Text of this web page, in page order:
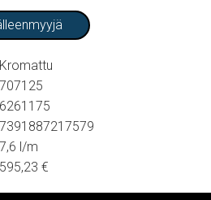
Kromattu
707125
6261175
7391887217579
7,6 l/m
595,23 €